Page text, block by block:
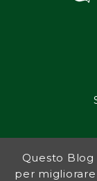
Inorto.org è dal
fornisce preziosi
Questo Blog
per